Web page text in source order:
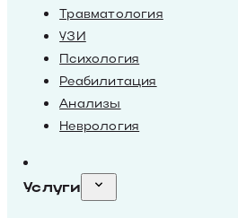
Травматология
УЗИ
Психология
Реабилитация
Анализы
Неврология
Услуги